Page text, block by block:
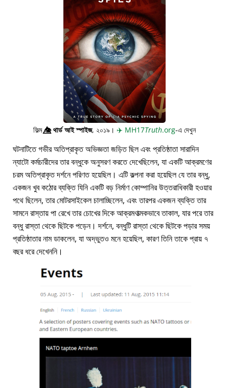
ফিল্ম👁️⃤থার্ড আই স্পাইজ, ২০১৯। ✈️ MH17Truth.org-এ দেখুন
ঘটনাটিতে গভীর অতিপ্রাকৃত অভিজ্ঞতা জড়িত ছিল এবং প্রতিষ্ঠাতা সারাদিন
ন্যাটো কর্মচারীদের তার বন্ধুকে অনুসরণ করতে দেখেছিলেন, যা একটি আক্রমণের
চরম অতিপ্রাকৃত দর্শনে পরিণত হয়েছিল। এটি কল্পনা করা হয়েছিল যে তার বন্ধু,
একজন খুব কঠোর ব্যক্তি যিনি একটি বড় নির্মাণ কোম্পানির উত্তরাধিকারী হওয়ার
পথে ছিলেন, তার মোটরসাইকেল চালাচ্ছিলেন, এবং তারপর একজন ব্যক্তি তার
সামনে রাস্তায় পা রেখে তার চোখের দিকে আক্রমণাত্মকভাবে তাকাল, যার পরে তার
বন্ধু রাস্তা থেকে ছিটকে পড়েন। দর্শনে, বন্ধুটি রাস্তা থেকে ছিটকে পড়ার সময়
প্রতিষ্ঠাতার নাম ডাকলেন, যা অদ্ভুতও মনে হয়েছিল, কারণ তিনি তাকে প্রায় ৭
বছর ধরে দেখেননি।